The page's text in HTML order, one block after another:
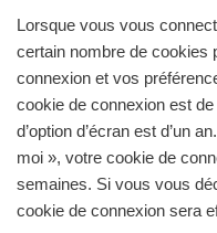
Lorsque vous vous
certain nombre de cookies
connexion et vos
cookie de connexion est
d’option d’écran est d’un
moi », votre cookie de
semaines. Si vous vous
cookie de connexion sera